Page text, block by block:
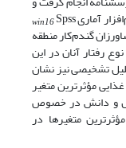
آماری win16Spss
گندم‌کار منطقه
رفتار آنان در این
تشخیصی نیز نشان
مؤثرترین متغیر
و دانش در خصوص
متغیرها در